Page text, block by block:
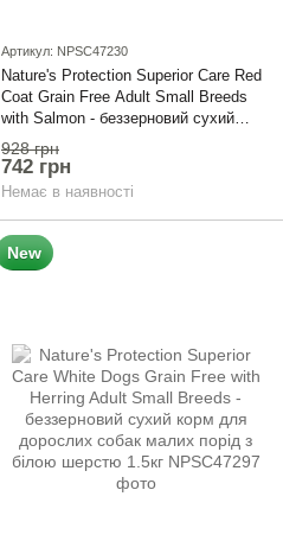
Артикул: NPSC47230
Nature's Protection Superior Care Red
Coat Grain Free Adult Small Breeds
with Salmon - беззерновий сухий
корм для дорослих собак малих
порід з рудим забарвленням шерсті
з лососем 1,5 кг
928 грн
742 грн
Немає в наявності
New